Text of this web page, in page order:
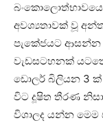
අවශ්‍යතාවක් වූ
පැකේජයට ආසන්න
වැඩසටහනක්
ඩොලර් බිලියන 3
විට දූෂිත තීරණ
විශාලද යන්න